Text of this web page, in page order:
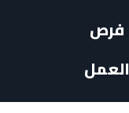
فرص
العمل